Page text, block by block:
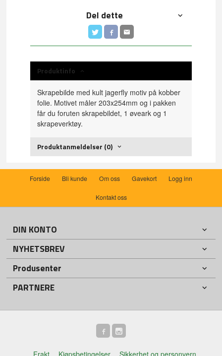
Del dette
Produktinfo
Skrapebilde med kult jagerfly motiv på kobber
folie. Motivet måler 203x254mm og i pakken
får du foruten skrapebildet, 1 øveark og 1
skrapeverktøy.
Produktanmeldelser (0)
Forside Bli kunde Om oss Gavekort Logg inn
Kontakt oss
DIN KONTO
NYHETSBREV
Produsenter
PARTNERE
Frakt Kjøpsbetingelser Sikkerhet og personvern